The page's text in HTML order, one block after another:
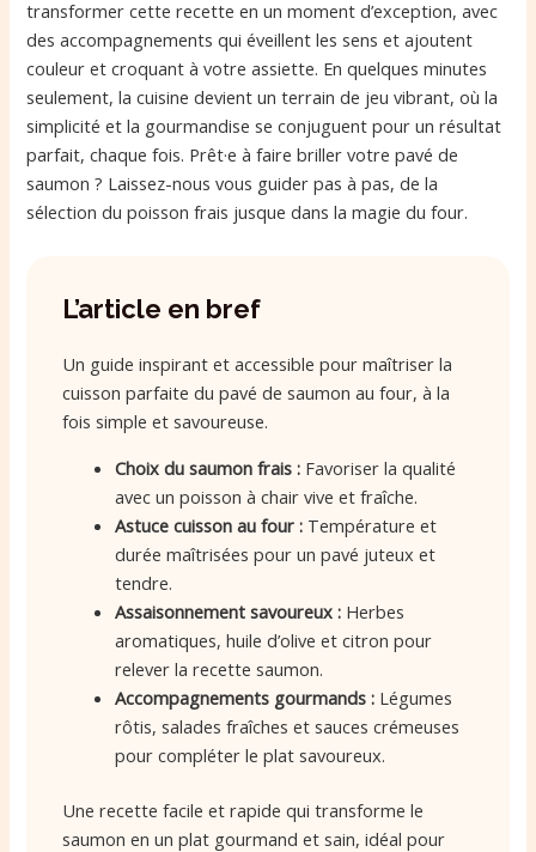
transformer cette recette en un moment d’exception, avec
des accompagnements qui éveillent les sens et ajoutent
couleur et croquant à votre assiette. En quelques minutes
seulement, la cuisine devient un terrain de jeu vibrant, où la
simplicité et la gourmandise se conjuguent pour un résultat
parfait, chaque fois. Prêt·e à faire briller votre pavé de
saumon ? Laissez-nous vous guider pas à pas, de la
sélection du poisson frais jusque dans la magie du four.
L’article en bref
Un guide inspirant et accessible pour maîtriser la
cuisson parfaite du pavé de saumon au four, à la
fois simple et savoureuse.
Choix du saumon frais : Favoriser la qualité
avec un poisson à chair vive et fraîche.
Astuce cuisson au four : Température et
durée maîtrisées pour un pavé juteux et
tendre.
Assaisonnement savoureux : Herbes
aromatiques, huile d’olive et citron pour
relever la recette saumon.
Accompagnements gourmands : Légumes
rôtis, salades fraîches et sauces crémeuses
pour compléter le plat savoureux.
Une recette facile et rapide qui transforme le
saumon en un plat gourmand et sain, idéal pour